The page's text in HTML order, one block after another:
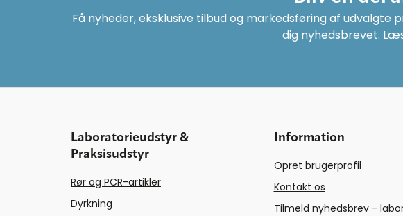
Få nyheder, eksklusive tilbud og markedsføring af
dig nyhedsbrevet.
Laboratorieudstyr &
Praksisudstyr
Rør og PCR-artikler
Dyrkning
Information
Opret brugerprofil
Kontakt os
Tilmeld nyhedsbrev -